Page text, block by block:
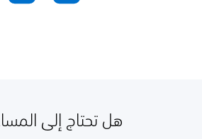
هل تحتاج إلى